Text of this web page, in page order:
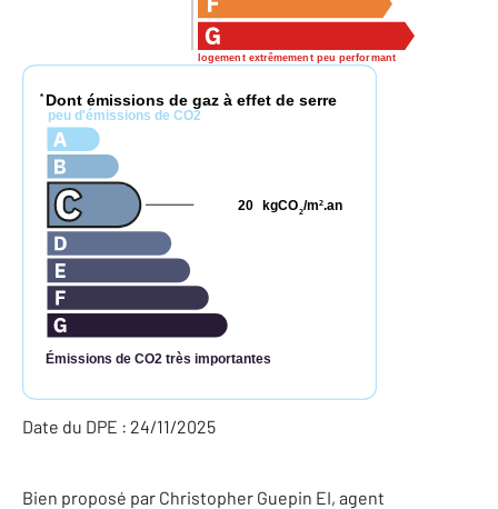
logement extrêmement peu performant
* Dont émissions de gaz à effet de serre
peu d'émissions de CO2
Émissions de CO2 très importantes
kgCO2/m2.an
20
Date du DPE : 24/11/2025
Bien proposé par Christopher Guepin EI, agent